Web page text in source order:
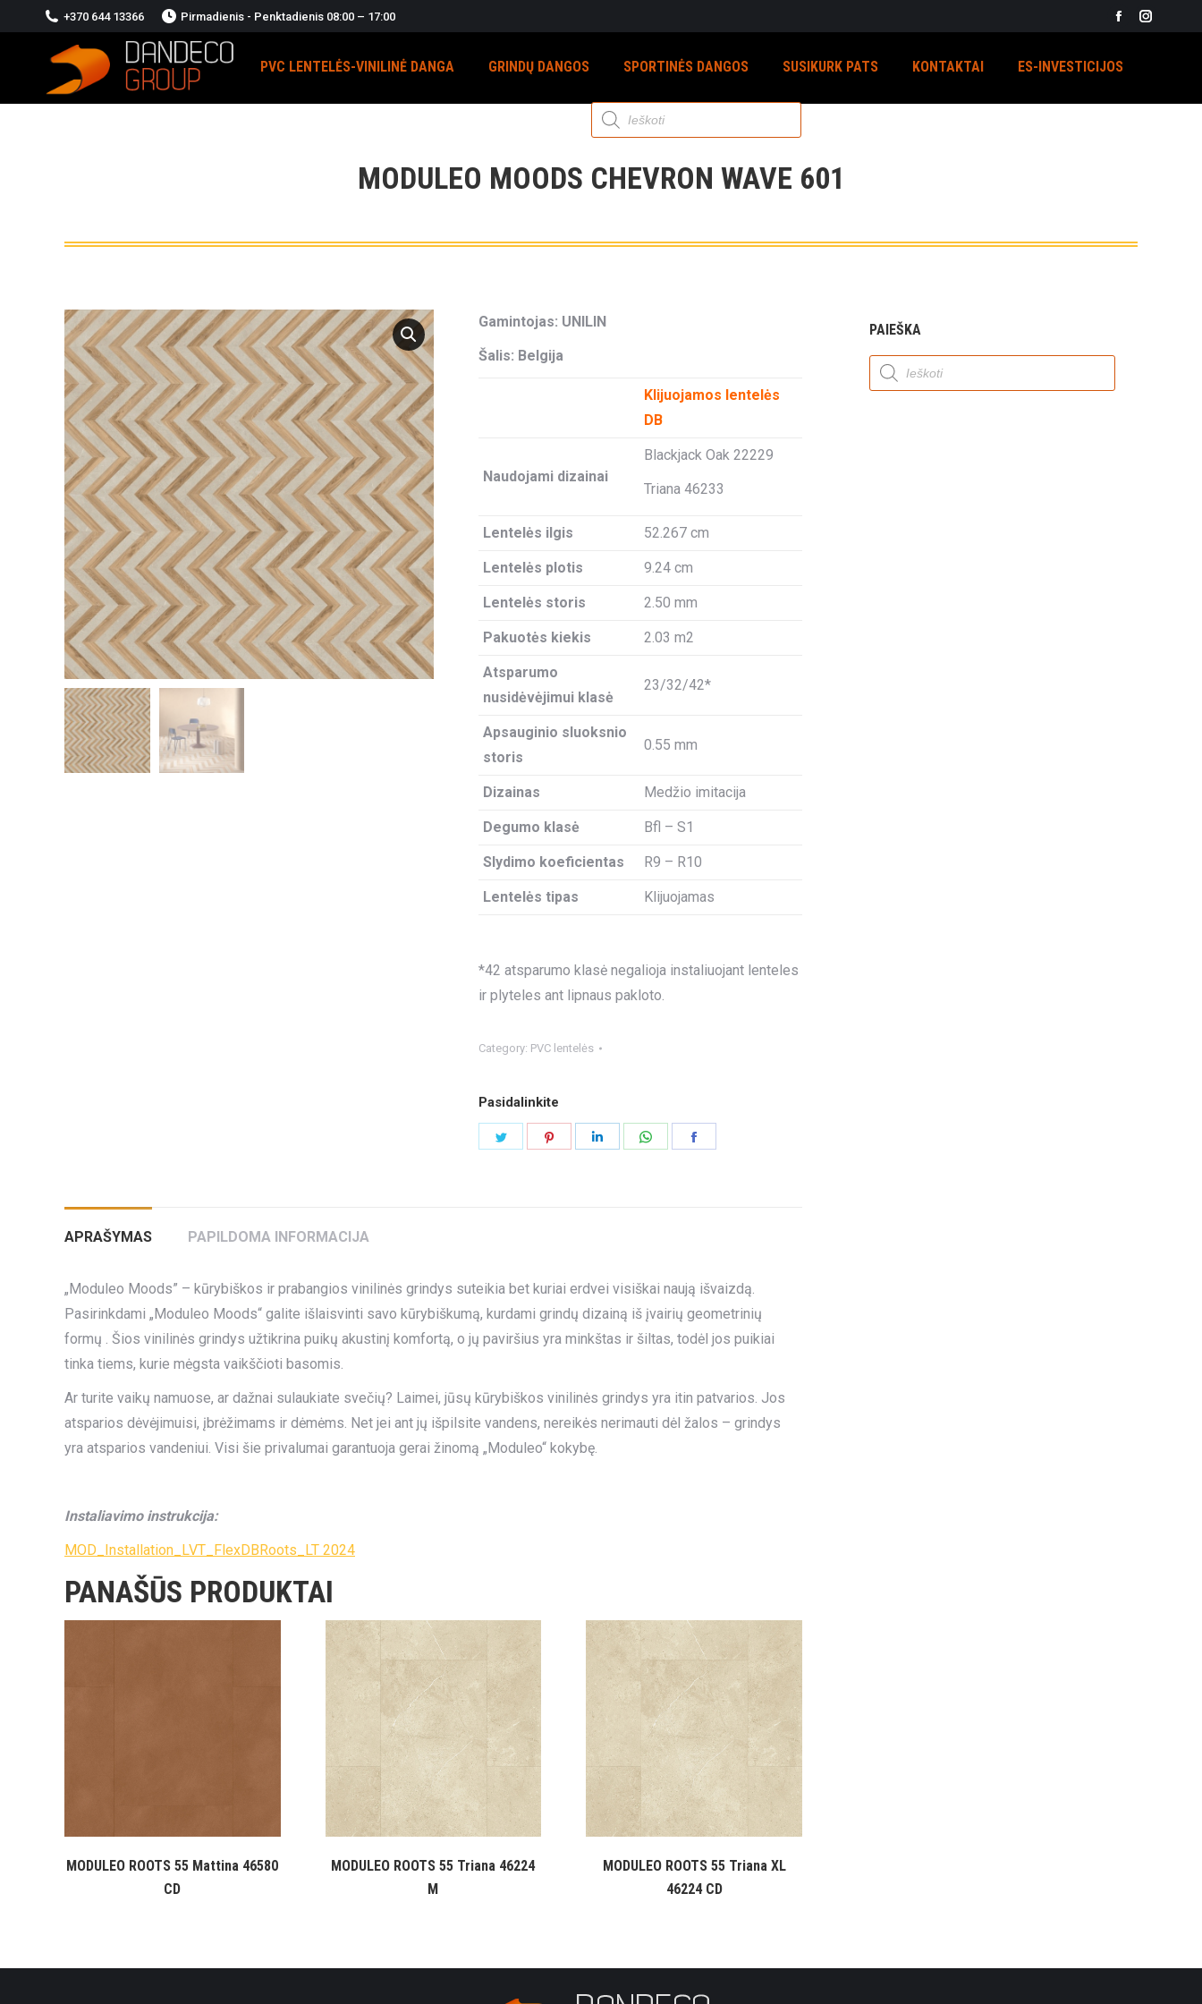
+370 644 13366 Pirmadienis - Penktadienis 08:00 – 17:00
Facebook
opens
PVC LENTELĖS-VINILINĖ DANGA GRINDŲ DANGOS SPORTINĖS DANGOS SUSIKURK PATS KONTAKTAI ES-INVESTICIJOS
Products
search
MODULEO MOODS CHEVRON WAVE 601
Gamintojas: UNILIN
Šalis: Belgija
Klijuojamos lentelės
DB
Naudojami dizainai
Blackjack Oak 22229
Triana 46233
Lentelės ilgis 52.267 cm
Lentelės plotis 9.24 cm
Lentelės storis 2.50 mm
Pakuotės kiekis 2.03 m2
Atsparumo
nusidėvėjimui klasė
23/32/42*
Apsauginio sluoksnio
storis
0.55 mm
Dizainas Medžio imitacija
Degumo klasė Bfl – S1
Slydimo koeficientas R9 – R10
Lentelės tipas Klijuojamas
*42 atsparumo klasė negalioja instaliuojant lenteles
ir plyteles ant lipnaus pakloto.
Category: PVC lentelės
Pasidalinkite
Share
Share
APRAŠYMAS PAPILDOMA INFORMACIJA
„Moduleo Moods” – kūrybiškos ir prabangios vinilinės grindys suteikia bet kuriai erdvei visiškai naują išvaizdą.
Pasirinkdami „Moduleo Moods“ galite išlaisvinti savo kūrybiškumą, kurdami grindų dizainą iš įvairių geometrinių
formų . Šios vinilinės grindys užtikrina puikų akustinį komfortą, o jų paviršius yra minkštas ir šiltas, todėl jos puikiai
tinka tiems, kurie mėgsta vaikščioti basomis.
Ar turite vaikų namuose, ar dažnai sulaukiate svečių? Laimei, jūsų kūrybiškos vinilinės grindys yra itin patvarios. Jos
atsparios dėvėjimuisi, įbrėžimams ir dėmėms. Net jei ant jų išpilsite vandens, nereikės nerimauti dėl žalos – grindys
yra atsparios vandeniui. Visi šie privalumai garantuoja gerai žinomą „Moduleo“ kokybę.
Instaliavimo instrukcija:
MOD_Installation_LVT_FlexDBRoots_LT 2024
PANAŠŪS PRODUKTAI
MODULEO ROOTS 55 Mattina 46580
CD
MODULEO ROOTS 55 Triana 46224
M
MODULEO ROOTS 55 Triana XL
46224 CD
PAIEŠKA
Products
search